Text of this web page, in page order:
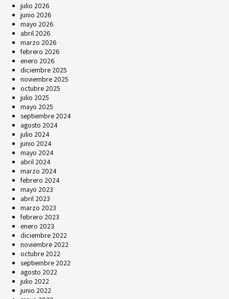
julio 2026
junio 2026
mayo 2026
abril 2026
marzo 2026
febrero 2026
enero 2026
diciembre 2025
noviembre 2025
octubre 2025
julio 2025
mayo 2025
septiembre 2024
agosto 2024
julio 2024
junio 2024
mayo 2024
abril 2024
marzo 2024
febrero 2024
mayo 2023
abril 2023
marzo 2023
febrero 2023
enero 2023
diciembre 2022
noviembre 2022
octubre 2022
septiembre 2022
agosto 2022
julio 2022
junio 2022